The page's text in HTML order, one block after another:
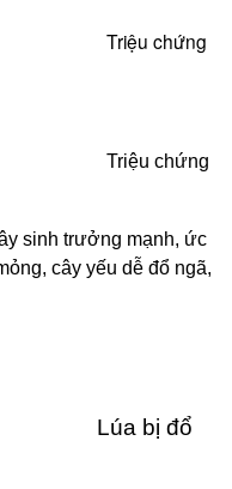
sinh trưởng mạnh, ức
cây yếu dễ đổ ngã,
Lúa bị đổ